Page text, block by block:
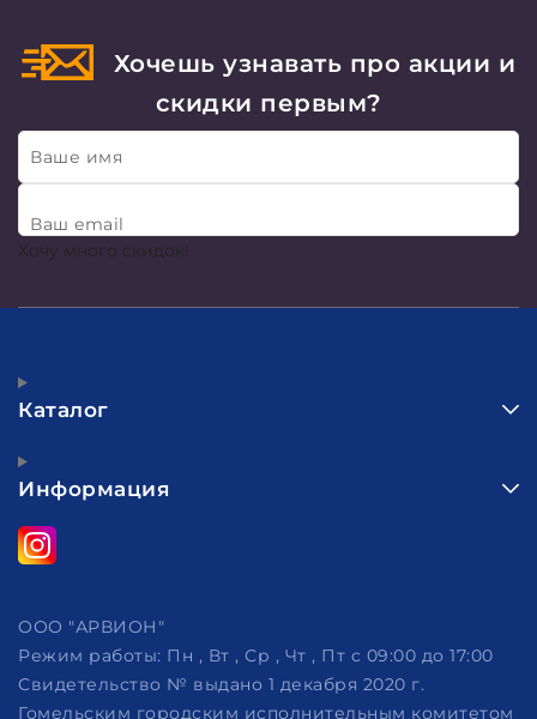
Хочешь узнавать про акции и
скидки первым?
Ваше имя
Ваш email
Хочу много скидок!
Каталог
Информация
ООО "АРВИОН"
Режим работы: Пн , Вт , Ср , Чт , Пт c 09:00 до 17:00
Свидетельство № выдано 1 декабря 2020 г.
Гомельским городским исполнительным комитетом